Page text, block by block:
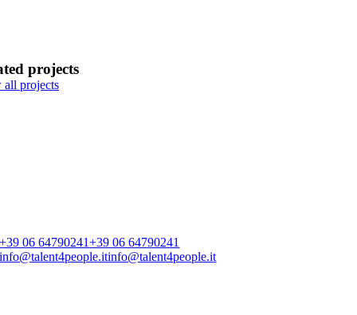
projects
all projects
+39 06 64790241+39 06 64790241
info@talent4people.itinfo@talent4people.it